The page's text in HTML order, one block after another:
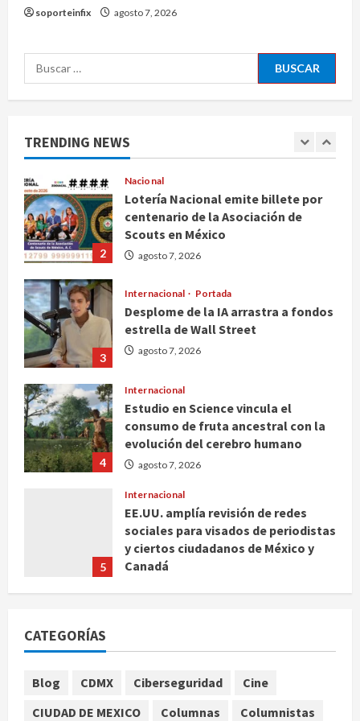
soporteinfix agosto 7, 2026
Buscar:
TRENDING NEWS
y ciertos ciudadanos de México y
1
Fallece Carlos Garfias Merlos,
2
Nacional
Lotería Nacional emite billete por
centenario de la Asociación de
Scouts en México
agosto 7, 2026
3
Internacional Portada
Desplome de la IA arrastra a fondos
estrella de Wall Street
agosto 7, 2026
4
Internacional
Estudio en Science vincula el
consumo de fruta ancestral con la
evolución del cerebro humano
agosto 7, 2026
5
Internacional
EE.UU. amplía revisión de redes
sociales para visados de periodistas
y ciertos ciudadanos de México y
Canadá
Lotería Nacional emite billete por
CATEGORÍAS
Blog CDMX Ciberseguridad
Cine
CIUDAD DE MEXICO
Columnas Columnistas